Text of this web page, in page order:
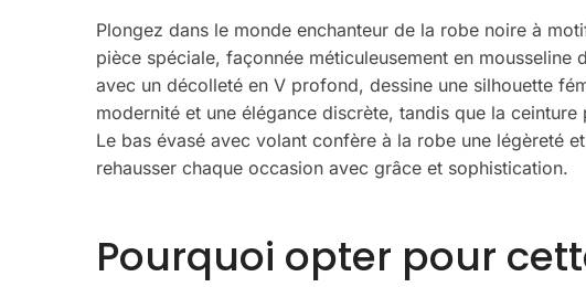
Plongez dans le monde enchanteur de la robe noire à
pièce spéciale, façonnée méticuleusement en
avec un décolleté en V profond, dessine une silhouette
modernité et une élégance discrète, tandis que la
Le bas évasé avec volant confère à la robe une légèreté
rehausser chaque occasion avec grâce et sophistication.
Pourquoi opter pour